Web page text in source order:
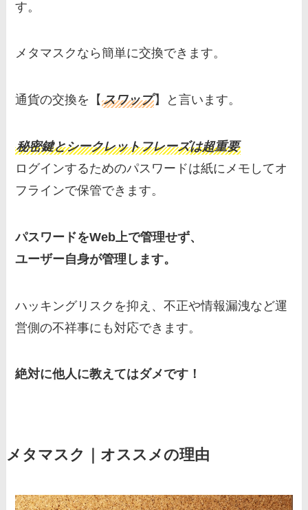
す。
メタマスクなら簡単に交換できます。
通貨の交換を【スワップ】と言います。
秘密鍵とシークレットフレーズは超重要
ログインするためのパスワードは紙にメモしてオ
フラインで保管できます。
パスワードをWeb上で管理せず、
ユーザー自身が管理します。
ハッキングリスクを抑え、不正や情報漏洩など運
営側の不祥事にも対応できます。
絶対に他人に教えてはダメです！
メタマスク｜オススメの理由